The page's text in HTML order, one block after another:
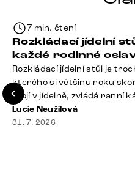
7 min. čtení
Rozkládací jídelní
každé rodinné
Rozkládací jídelní stůl je
kterého si většinu roku
stojí v jídelně, zvládá ranní
hromadu dopisů, které je
ale přijdou Vánoce,
Lucie Neužilová
31. 7. 2026